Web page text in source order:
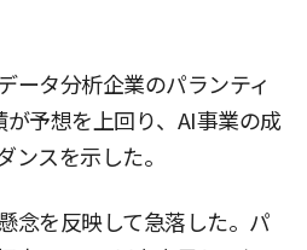
ータ分析企業のパランティ
予想を上回り、AI事業の成
ンスを示した。
念を反映して急落した。パ